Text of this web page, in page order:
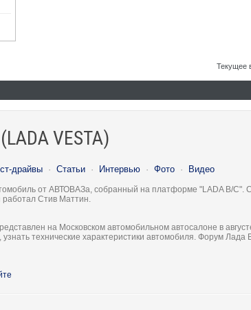
Текущее
VESTA)
драйвы · Статьи · Интервью · Фото · Видео
от АВТОВАЗа, собранный на платформе "LADA B/C".
Стив Маттин.
на Московском автомобильном автосалоне в
узнать технические характеристики автомобиля. Форум